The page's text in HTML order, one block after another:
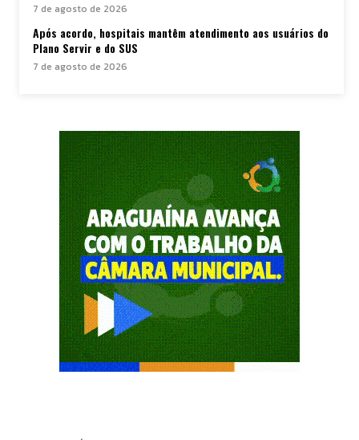
7 de agosto de 2026
Após acordo, hospitais mantêm atendimento aos usuários do
Plano Servir e do SUS
7 de agosto de 2026